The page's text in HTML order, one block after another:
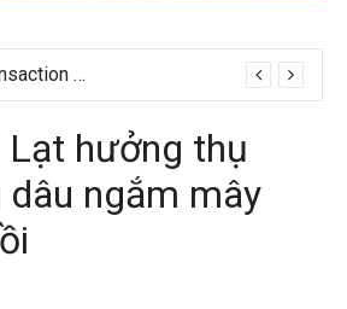
Reviewing Transaction History at BetNinja UK
Lạt hưởng thụ
ngắm mây